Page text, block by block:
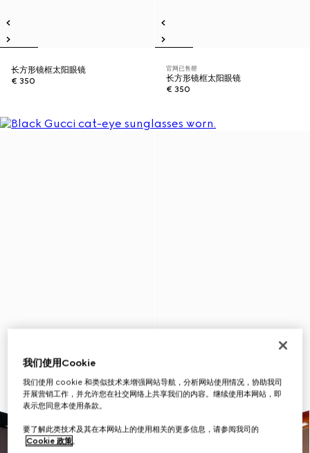
长方形镜框太阳眼镜
€ 350
官网已售罄
长方形镜框太阳眼镜
€ 350
我们使用Cookie
我们使用 cookie 和类似技术来增强网站导航，分析网站使用情况，协助我司
开展营销工作，并允许您在社交网络上共享我们的内容。继续使用本网站，即
表示您同意本使用条款。
要了解此类技术及其在本网站上的使用相关的更多信息，请参阅我司的
Cookie 政策。